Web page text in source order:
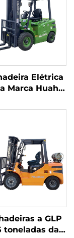
Elétrica
Marca Huahe,
com
a GLP
toneladas da